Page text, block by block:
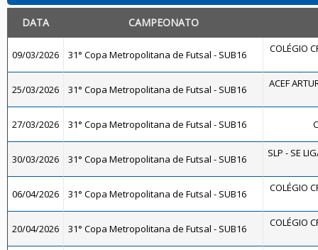
DATA CAMPEONATO
09/03/2026 31° Copa Metropolitana de Futsal - SUB16 COLÉGIO
25/03/2026 31° Copa Metropolitana de Futsal - SUB16 ACEF
27/03/2026 31° Copa Metropolitana de Futsal - SUB16
30/03/2026 31° Copa Metropolitana de Futsal - SUB16 SLP - SE
06/04/2026 31° Copa Metropolitana de Futsal - SUB16 COLÉGIO
20/04/2026 31° Copa Metropolitana de Futsal - SUB16 COLÉGIO